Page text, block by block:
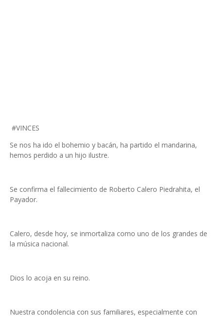
#VINCES
Se nos ha ido el bohemio y bacán, ha partido el mandarina,
hemos perdido a un hijo ilustre.
Se confirma el fallecimiento de Roberto Calero Piedrahita, el
Payador.
Calero, desde hoy, se inmortaliza como uno de los grandes de
la música nacional.
Dios lo acoja en su reino.
Nuestra condolencia con sus familiares, especialmente con